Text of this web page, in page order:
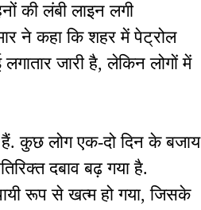
की लंबी लाइन लगी
ने कहा कि शहर में पेट्रोल
जारी है, लेकिन लोगों में
हैं. कुछ लोग एक-दो दिन के बजाय
दबाव बढ़ गया है.
रूप से खत्म हो गया, जिसके